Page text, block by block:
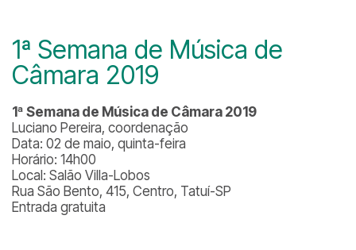
1ª Semana de Música de
Câmara 2019
1ª Semana de Música de Câmara 2019
Luciano Pereira, coordenação
Data: 02 de maio, quinta-feira
Horário: 14h00
Local: Salão Villa-Lobos
Rua São Bento, 415, Centro, Tatuí-SP
Entrada gratuita